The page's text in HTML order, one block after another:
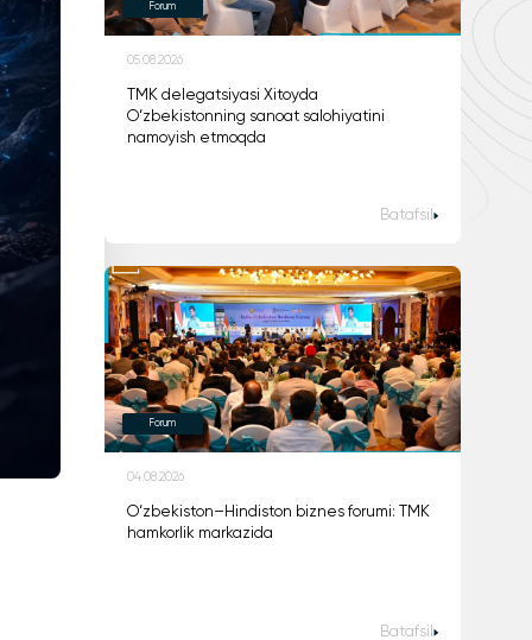
Forum
05.08.2026
TMK delegatsiyasi Xitoyda
O‘zbekistonning sanoat salohiyatini
namoyish etmoqda
Batafsil
Forum
04.08.2026
O‘zbekiston–Hindiston biznes forumi: TMK
hamkorlik markazida
Batafsil